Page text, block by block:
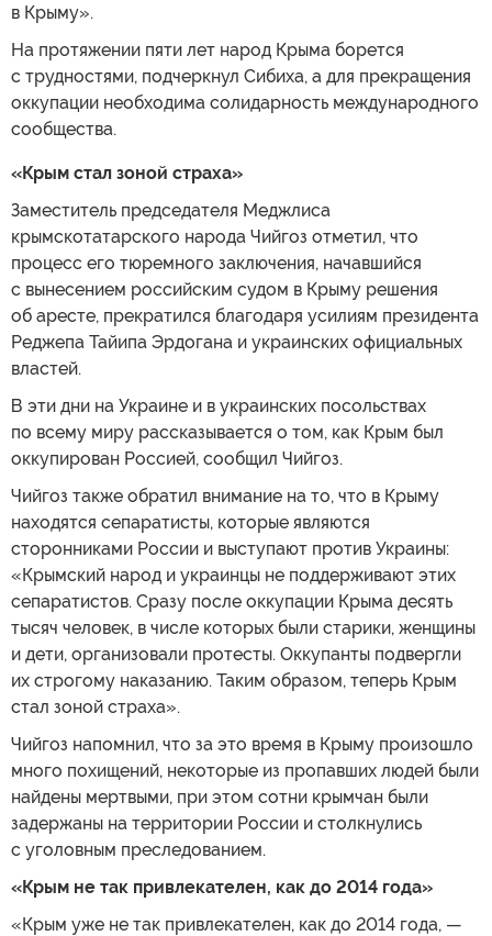
в Крыму».
На протяжении пяти лет народ Крыма борется
с трудностями, подчеркнул Сибиха, а для прекращения
оккупации необходима солидарность международного
сообщества.
«Крым стал зоной страха»
Заместитель председателя Меджлиса
крымскотатарского народа Чийгоз отметил, что
процесс его тюремного заключения, начавшийся
с вынесением российским судом в Крыму решения
об аресте, прекратился благодаря усилиям президента
Реджепа Тайипа Эрдогана и украинских официальных
властей.
В эти дни на Украине и в украинских посольствах
по всему миру рассказывается о том, как Крым был
оккупирован Россией, сообщил Чийгоз.
Чийгоз также обратил внимание на то, что в Крыму
находятся сепаратисты, которые являются
сторонниками России и выступают против Украины:
«Крымский народ и украинцы не поддерживают этих
сепаратистов. Сразу после оккупации Крыма десять
тысяч человек, в числе которых были старики, женщины
и дети, организовали протесты. Оккупанты подвергли
их строгому наказанию. Таким образом, теперь Крым
стал зоной страха».
Чийгоз напомнил, что за это время в Крыму произошло
много похищений, некоторые из пропавших людей были
найдены мертвыми, при этом сотни крымчан были
задержаны на территории России и столкнулись
с уголовным преследованием.
«Крым не так привлекателен, как до 2014 года»
«Крым уже не так привлекателен, как до 2014 года, —